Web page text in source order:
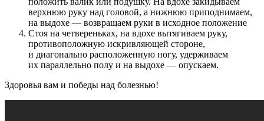
верхнюю руку над головой, а нижнюю приподнимаем,
на выдохе — возвращаем руки в исходное положение
Стоя на четвереньках, на вдохе вытягиваем руку,
противоположную искривляющей стороне,
и диагонально расположенную ногу, удерживаем
их параллельно полу и на выдохе — опускаем.
Здоровья вам и победы над болезнью!